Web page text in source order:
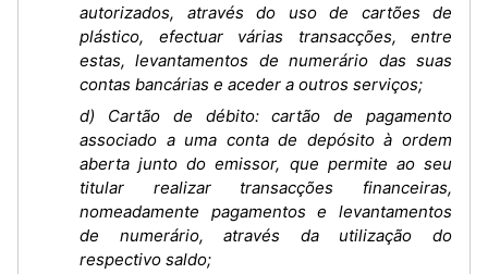
autorizados, através do uso de cartões de
plástico, efectuar várias transacções, entre
estas, levantamentos de numerário das suas
contas bancárias e aceder a outros serviços;
d) Cartão de débito: cartão de pagamento
associado a uma conta de depósito à ordem
aberta junto do emissor, que permite ao seu
titular realizar transacções financeiras,
nomeadamente pagamentos e levantamentos
de numerário, através da utilização do
respectivo saldo;